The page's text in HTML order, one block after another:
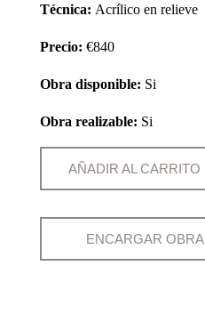
Técnica: Acrílico en relieve
Precio: €840
Obra disponible: Si
Obra realizable: Si
AÑADIR AL CARRITO
ENCARGAR OBRA